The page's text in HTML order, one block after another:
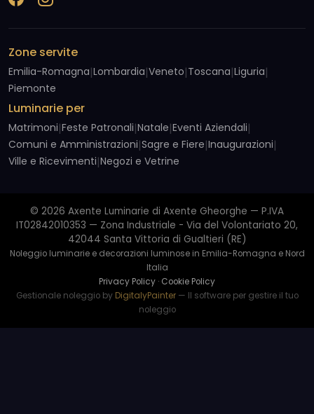
Zone servite
Emilia-Romagna|Lombardia|Veneto|Toscana|Liguria|
Piemonte
Luminarie per
Matrimoni|Feste Patronali|Natale|Eventi Aziendali|
Comuni e Amministrazioni|Sagre e Fiere|Inaugurazioni|
Ville e Ricevimenti|Negozi e Vetrine
© 2026 Axente Luminarie di Axente Gheorghe — P.IVA
IT02842010353 — Zona Industriale - Via del Volontariato 20,
42044 Santa Vittoria di Gualtieri (RE)
Noleggio luminarie e decorazioni luminose in Emilia-Romagna e Nord
Italia
Privacy Policy · Cookie Policy
Gestionale noleggio by DigitalyPainter— Il software per gestire il tuo
noleggio